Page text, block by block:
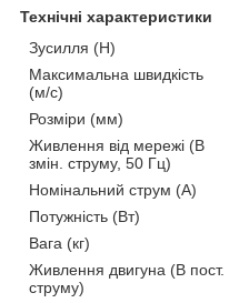
Технічні характеристики
Зусилля (H)
Максимальна швидкість
(м/с)
Розміри (мм)
Живлення від мережі (В
змін. струму, 50 Гц)
Номінальний струм (А)
Потужність (Вт)
Вага (кг)
Живлення двигуна (В пост.
струму)